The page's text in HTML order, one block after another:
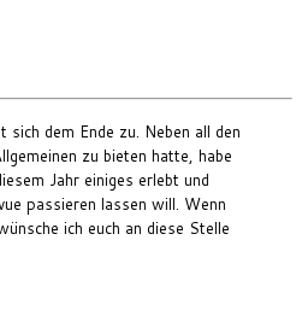
sich dem Ende zu. Neben all den
zu bieten hatte, habe
Jahr einiges erlebt und
passieren lassen will. Wenn
ich euch an diese Stelle